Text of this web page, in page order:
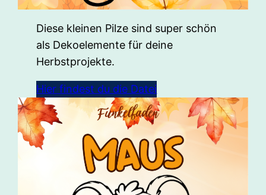
Diese kleinen Pilze sind super schön
als Dekoelemente für deine
Herbstprojekte.
Hier findest du die Datei